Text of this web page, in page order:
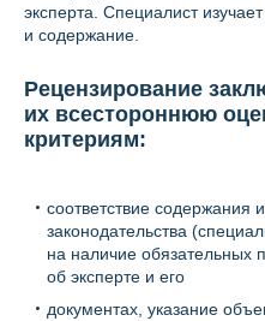
эксперта. Специалист
и содержание.
Рецензирование
их всестороннюю
критериям:
соответствие
законодательства
на наличие
об эксперте и его
документах, указание